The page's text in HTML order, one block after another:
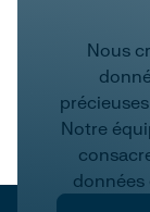
Nous
Notre
données